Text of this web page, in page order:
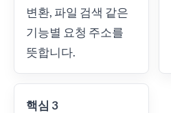
변환, 파일 검색 같은
기능별 요청 주소를
뜻합니다.
핵심 3